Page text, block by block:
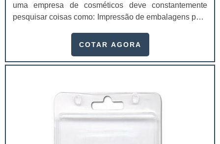
uma empresa de cosméticos deve constantemente
pesquisar coisas como: Impressão de embalagens para
um investimento necessário para quem está no
extremamente competitivo, assim, as embalagens
COTAR AGORA